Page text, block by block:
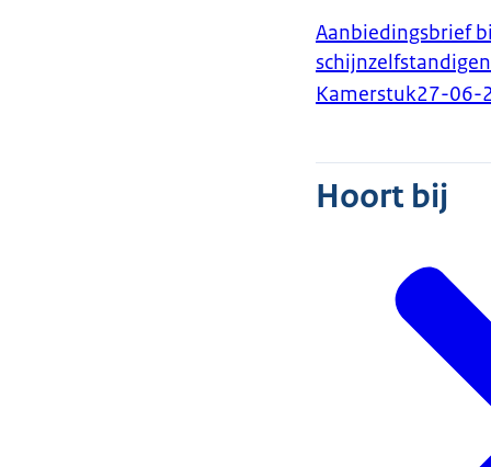
Aanbiedingsbrief
Kamerstuk27-06-
Hoort bij